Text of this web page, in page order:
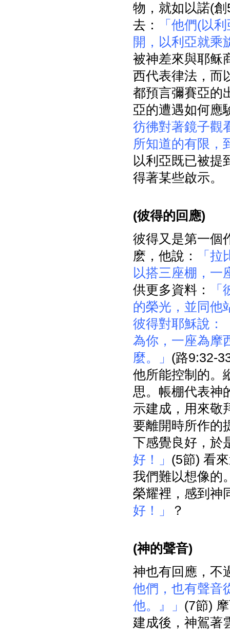
物，就如以諾(
去：
「他們(以
開，以利亞就乘
被神差來與耶稣
西代表律法，而
都預言彌賽亞的
亞的遭遇如何應
彷彿對著鏡子觀
所知道的有限，
以利亞既已被提
得著某些啟示。
(彼得的回應)
彼得又是第一個
麽，他說：
「
以搭三座棚，一
供更多資料：
的榮光，並同他
彼得對耶穌說：
為你，一座為摩
麼。」 (路9:32-
他所能控制的。
思。帳棚代表神
示建成，用來敬
要離開時所作的
下感覺良好，於
好！」 (5節) 看
我們難以想像的
榮耀裡，感到神
好！」
？
(神的聲音)
神也有回應，不
他們，也有聲音
他。』」 (7節)
建成後，神鴐著